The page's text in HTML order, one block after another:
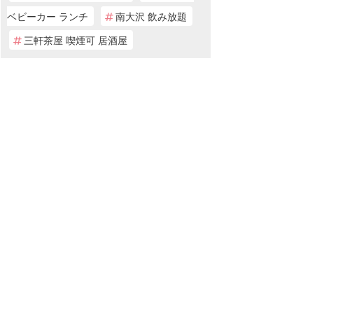
ベビーカー ランチ
南大沢 飲み放題
三軒茶屋 喫煙可 居酒屋